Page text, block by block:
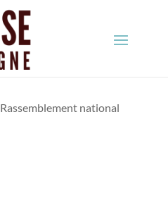
Rassemblement national